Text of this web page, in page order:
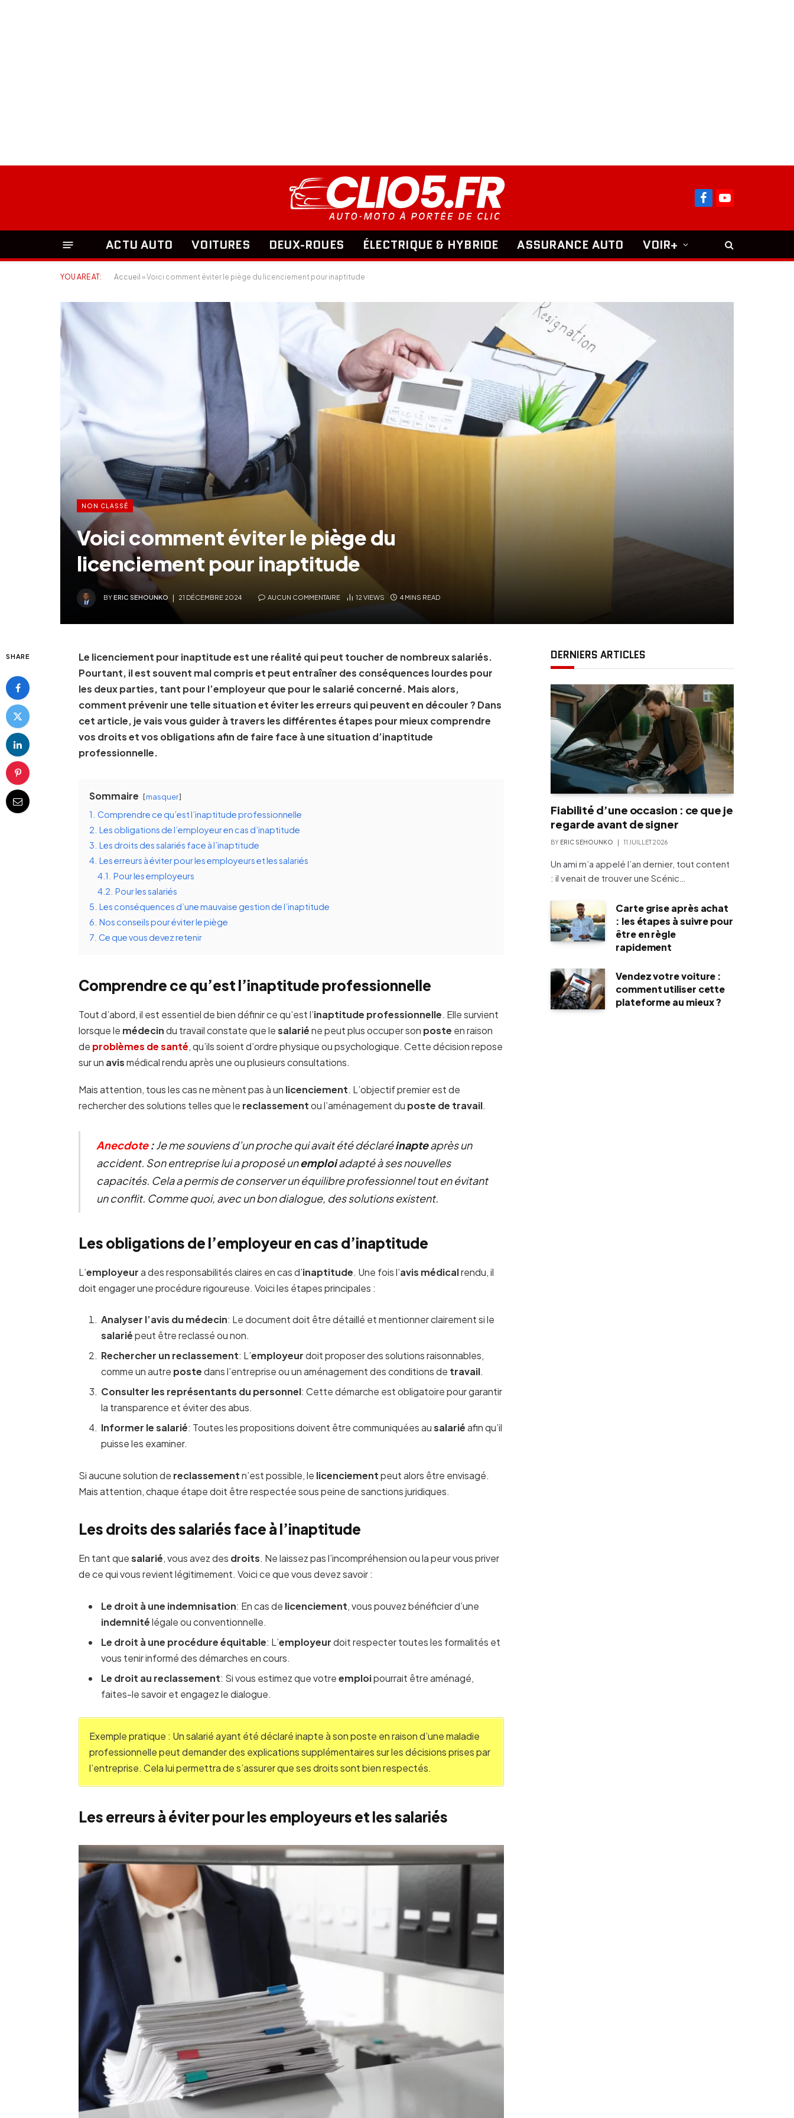
FacebookYouTube
ACTU AUTO VOITURES DEUX-ROUES ÉLECTRIQUE & HYBRIDE ASSURANCE AUTO VOIR+
YOU ARE AT: Accueil »Voici comment éviter le piège du licenciement pour inaptitude
NON CLASSÉ
Voici comment éviter le piège du
licenciement pour inaptitude
BYERIC SEHOUNKO 21 DÉCEMBRE 2024 AUCUN COMMENTAIRE 12 VIEWS 4 MINS READ
SHARE
Le licenciement pour inaptitude est une réalité qui peut toucher de nombreux salariés.
Pourtant, il est souvent mal compris et peut entraîner des conséquences lourdes pour
les deux parties, tant pour l’employeur que pour le salarié concerné. Mais alors,
comment prévenir une telle situation et éviter les erreurs qui peuvent en découler ? Dans
cet article, je vais vous guider à travers les différentes étapes pour mieux comprendre
vos droits et vos obligations afin de faire face à une situation d’inaptitude
professionnelle.
Sommaire masquer
1. Comprendre ce qu’est l’inaptitude professionnelle
2. Les obligations de l’employeur en cas d’inaptitude
3. Les droits des salariés face à l’inaptitude
4. Les erreurs à éviter pour les employeurs et les salariés
4.1. Pour les employeurs
4.2. Pour les salariés
5. Les conséquences d’une mauvaise gestion de l’inaptitude
6. Nos conseils pour éviter le piège
7. Ce que vous devez retenir
Comprendre ce qu’est l’inaptitude professionnelle
Tout d’abord, il est essentiel de bien définir ce qu’est l’inaptitude professionnelle. Elle survient
lorsque le médecindu travail constate que lesalariéne peut plus occuper son poste en raison
de problèmes desanté, qu’ils soient d’ordre physique ou psychologique. Cette décision repose
sur un avismédical rendu après une ou plusieurs consultations.
Mais attention, tous les cas ne mènent pas à un licenciement. L’objectif premier est de
rechercher des solutions telles que le reclassementou l’aménagement du poste de travail.
Anecdote:Je me souviens d’un proche qui avait été déclaréinapteaprès un
accident. Son entreprise lui a proposé unemploiadapté à ses nouvelles
capacités. Cela a permis de conserver un équilibre professionnel tout en évitant
un conflit. Comme quoi, avec un bon dialogue, des solutions existent.
Les obligations de l’employeur en cas d’inaptitude
L’employeura des responsabilités claires en cas d’inaptitude. Une fois l’avis médicalrendu, il
doit engager une procédure rigoureuse. Voici les étapes principales :
Analyser l’avis du médecin: Le document doit être détaillé et mentionner clairement si le
salariépeut être reclassé ou non.
Rechercher un reclassement: L’employeurdoit proposer des solutions raisonnables,
comme un autre postedans l’entreprise ou un aménagement des conditions de travail.
Consulter les représentants du personnel: Cette démarche est obligatoire pour garantir
la transparence et éviter des abus.
Informer le salarié: Toutes les propositions doivent être communiquées ausalariéafin qu’il
puisse les examiner.
Si aucune solution de reclassementn’est possible, le licenciementpeut alors être envisagé.
Mais attention, chaque étape doit être respectée sous peine de sanctions juridiques.
Les droits des salariés face à l’inaptitude
En tant quesalarié, vous avez des droits. Ne laissez pas l’incompréhension ou la peur vous priver
de ce qui vous revient légitimement. Voici ce que vous devez savoir :
Le droit à une indemnisation: En cas de licenciement, vous pouvez bénéficier d’une
indemnitélégale ou conventionnelle.
Le droit à une procédure équitable: L’employeurdoit respecter toutes les formalités et
vous tenir informé des démarches en cours.
Le droit au reclassement: Si vous estimez que votreemploipourrait être aménagé,
faites-le savoir et engagez le dialogue.
Exemple pratique : Un salarié ayant été déclaré inapte à son poste en raison d’une maladie
professionnelle peut demander des explications supplémentaires sur les décisions prises par
l’entreprise. Cela lui permettra de s’assurer que ses droits sont bien respectés.
Les erreurs à éviter pour les employeurs et les salariés
DERNIERS ARTICLES
Fiabilité d’une occasion : ce que je
regarde avant de signer
BY ERIC SEHOUNKO 11 JUILLET 2026
Un ami m’a appelé l’an dernier, tout content
: il venait de trouver une Scénic…
Carte grise après achat
: les étapes à suivre pour
être en règle
rapidement
Vendez votre voiture :
comment utiliser cette
plateforme au mieux ?